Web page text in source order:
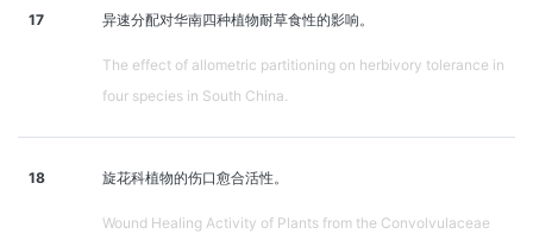
17 异速分配对华南四种植物耐草食性的影响。
The effect of allometric partitioning on herbivory tolerance in
four species in South China.
18 旋花科植物的伤口愈合活性。
Wound Healing Activity of Plants from the Convolvulaceae